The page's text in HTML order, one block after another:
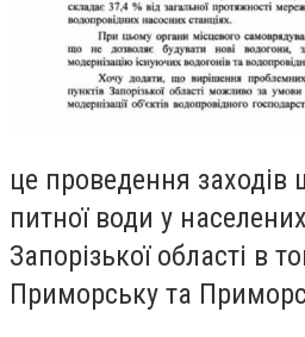
це проведення
питної води у
Запорізької області в
Приморську та